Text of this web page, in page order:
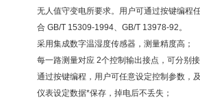
无人值守变电所要求。用户可通过按键编程
合 GB/T 15309-1994、GB/T 13978-92。
采用集成数字温湿度传感器，测量精度高；
每一路测量对应 2个控制输出接点，可分别
通过按键编程，用户可任意设定控制参数，
仪表设定数据*保存，掉电后不丢失；